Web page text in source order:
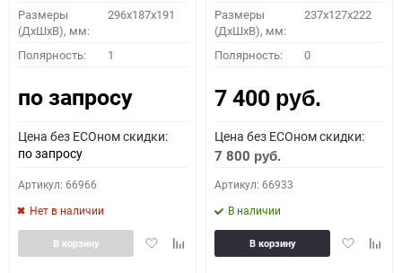
Размеры
(ДхШхВ), мм:
296х187х191
Полярность: 1
по запросу
Цена без ECOном скидки:
по запросу
Артикул: 66966
Нет в наличии
ДобавитьДобавить
В корзину
Размеры
(ДхШхВ), мм:
237x127x222
Полярность: 0
7 400 руб.
Цена без ECOном скидки:
7 800 руб.
Артикул: 66933
В наличии
Добавить
В корзину